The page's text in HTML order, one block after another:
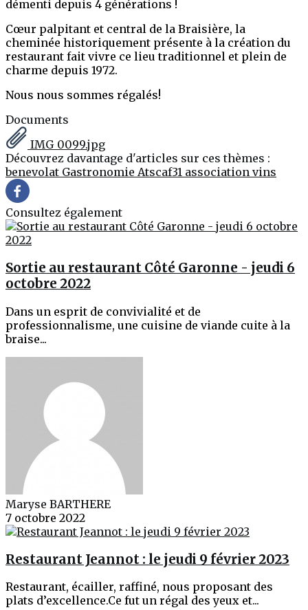
démenti depuis 4 générations !
Cœur palpitant et central de la Braisière, la
cheminée historiquement présente à la création du
restaurant fait vivre ce lieu traditionnel et plein de
charme depuis 1972.
Nous nous sommes régalés!
Documents
IMG_0099.jpg
Découvrez davantage d'articles sur ces thèmes :
benevolat Gastronomie Atscaf31 association vins
Consultez également
Sortie au restaurant Côté Garonne - jeudi 6
octobre 2022
Dans un esprit de convivialité et de
professionnalisme, une cuisine de viande cuite à la
braise...
Maryse BARTHERE
7 octobre 2022
Restaurant Jeannot : le jeudi 9 février 2023
Restaurant, écailler, raffiné, nous proposant des
plats d’excellence.Ce fut un régal des yeux et...